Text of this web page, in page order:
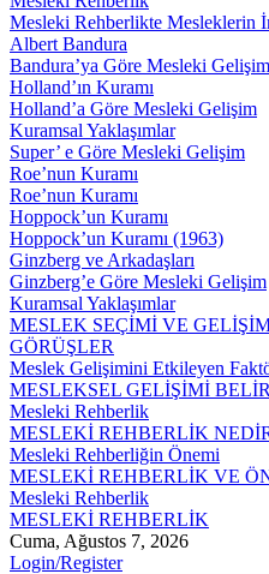
Mesleki Rehberlikte Mesleklerin
Albert Bandura
Bandura’ya Göre Mesleki
Holland’ın Kuramı
Holland’a Göre Mesleki Gelişim
Kuramsal Yaklaşımlar
Super’ e Göre Mesleki Gelişim
Roe’nun Kuramı
Roe’nun Kuramı
Hoppock’un Kuramı
Hoppock’un Kuramı (1963)
Ginzberg ve Arkadaşları
Ginzberg’e Göre Mesleki Gelişim
Kuramsal Yaklaşımlar
MESLEK SEÇİMİ VE
GÖRÜŞLER
Meslek Gelişimini Etkileyen
MESLEKSEL GELİŞİMİ
Mesleki Rehberlik
MESLEKİ REHBERLİK
Mesleki Rehberliğin Önemi
MESLEKİ REHBERLİK VE
Mesleki Rehberlik
MESLEKİ REHBERLİK
Cuma, Ağustos 7, 2026
Login/Register